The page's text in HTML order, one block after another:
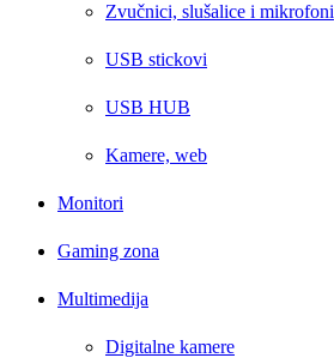
Zvučnici, slušalice i mikrofoni
USB stickovi
USB HUB
Kamere, web
Monitori
Gaming zona
Multimedija
Digitalne kamere